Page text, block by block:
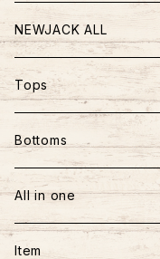
NEWJACK ALL
TOPS
PANTS
BAG
Tops
半袖
長袖
フーディー
Bottoms
パンツ
スカート
All in one
ワンピース
Item